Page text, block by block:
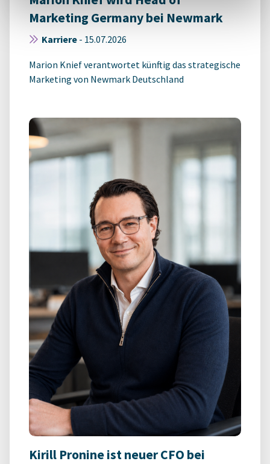
Marketing Germany bei Newmark
Karriere - 15.07.2026
Marion Knief verantwortet künftig das strategische
Marketing von Newmark Deutschland
Kirill Pronine ist neuer CFO bei